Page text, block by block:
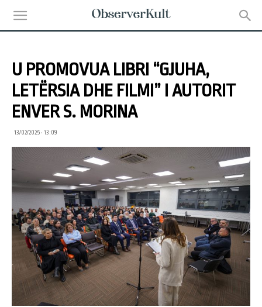
U PROMOVUA LIBRI “GJUHA,
LETËRSIA DHE FILMI” I AUTORIT
ENVER S. MORINA
13/02/2025 • 13:09